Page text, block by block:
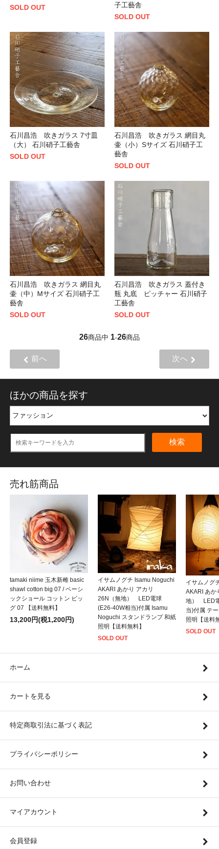
SOLD OUT
子工藝舎
SOLD OUT
石川昌浩 吹きガラス 7寸皿
（大） 石川硝子工藝舎
SOLD OUT
石川昌浩 吹きガラス 網目丸
壷（小）Sサイズ 石川硝子工
藝舎
SOLD OUT
石川昌浩 吹きガラス 網目丸
壷（中）Mサイズ 石川硝子工
藝舎
SOLD OUT
石川昌浩 吹きガラス 蓋付き
瓶 丸底 ピッチャー 石川硝子
工藝舎
SOLD OUT
26商品中 1-26商品
前へ 次へ
ほかの商品を探す
検索
売れ筋商品
tamaki niime 玉木新雌 basic
shawl cotton big 07 / ベーシ
ックショール コットン ビッ
グ 07 【送料無料】
13,200円(税1,200円)
イサムノグチ Isamu Noguchi
AKARI あかり アカリ
26N（無地） LED電球
(E26-40W相当)付属 Isamu
Noguchi スタンドランプ 和紙
照明【送料無料】
SOLD OUT
イサムノグ
AKARI あか
地） LED
当)付属 テ
照明【送料
SOLD OUT
ホーム
カートを見る
特定商取引法に基づく表記
プライバシーポリシー
お問い合わせ
マイアカウント
会員登録